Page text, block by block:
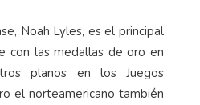
Noah Lyles, es el principal
con las medallas de oro en
planos en los Juegos
el norteamericano también